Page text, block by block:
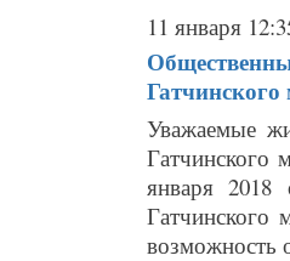
11 января
Уважаемые
Гатчинского
января 2018
Гатчинского
возможность